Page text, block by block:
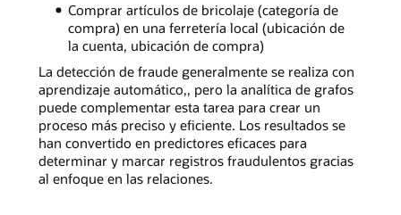
Comprar artículos de bricolaje (categoría de
compra) en una ferretería local (ubicación de
la cuenta, ubicación de compra)
La detección de fraude generalmente se realiza con
aprendizaje automático,, pero la analítica de grafos
puede complementar esta tarea para crear un
proceso más preciso y eficiente. Los resultados se
han convertido en predictores eficaces para
determinar y marcar registros fraudulentos gracias
al enfoque en las relaciones.